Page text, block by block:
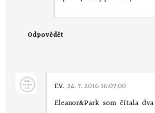
Odpovědět
EV. 24. 7. 2016 16:07:00
Eleanor&Park som čítala